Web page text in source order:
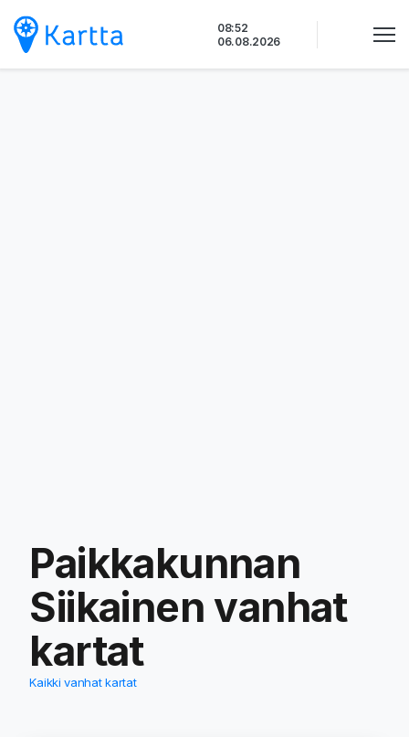
sisältöön
08:52
06.08.2026
Paikkakunnan
Siikainen vanhat
kartat
Kaikki vanhat kartat